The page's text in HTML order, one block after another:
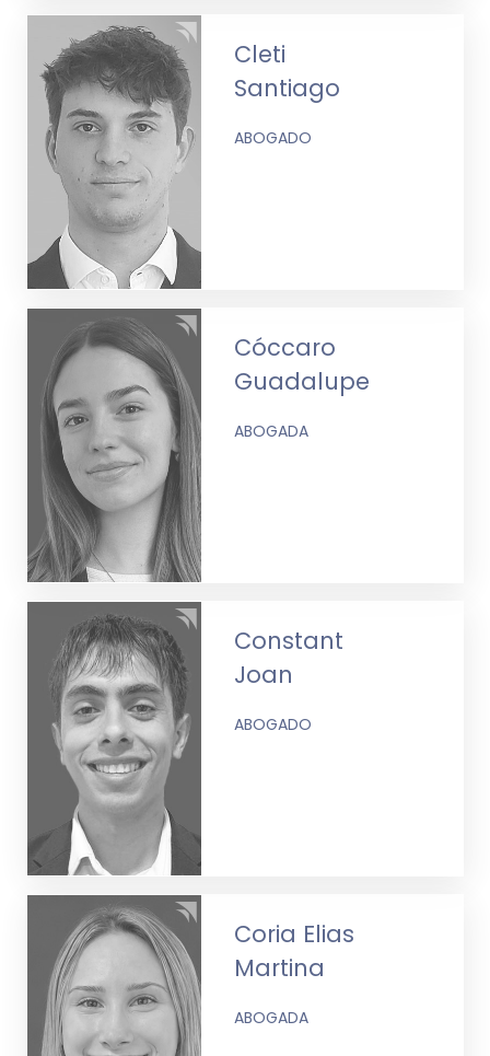
Cleti
Santiago
ABOGADO
Cóccaro
Guadalupe
ABOGADA
Constant
Joan
ABOGADO
Coria Elias
Martina
ABOGADA